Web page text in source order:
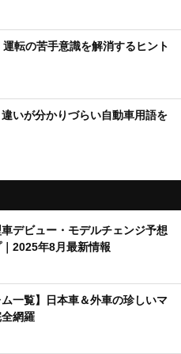
運転の苦手意識を解消するヒント
違いが分かりづらい自動車用語を
車デビュー・モデルチェンジ予想
2025年8月最新情報
ム一覧】日本車＆外車の珍しいマ
網羅